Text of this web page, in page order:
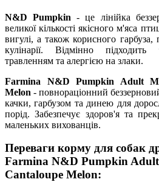
N&D Pumpkin - це лінійка
великої кількості якісного м'яса
вигулі, а також корисного гарбуза,
кулінарії. Відмінно
травленням та алергією на злаки.
Farmina N&D Pumpkin Adult
Melon - повнораціонний
качки, гарбузом та динею для
порід. Забезпечує здоров'я та
маленьких вихованців.
Переваги корму для собак
Farmina N&D Pumpkin
Cantaloupe Melon: